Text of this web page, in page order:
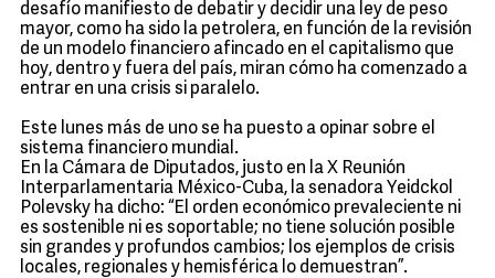
desafío manifiesto de debatir y decidir una ley de peso
mayor, como ha sido la petrolera, en función de la revisión
de un modelo financiero afincado en el capitalismo que
hoy, dentro y fuera del país, miran cómo ha comenzado a
entrar en una crisis si paralelo.
Este lunes más de uno se ha puesto a opinar sobre el
sistema financiero mundial.
En la Cámara de Diputados, justo en la X Reunión
Interparlamentaria México-Cuba, la senadora Yeidckol
Polevsky ha dicho: “El orden económico prevaleciente ni
es sostenible ni es soportable; no tiene solución posible
sin grandes y profundos cambios; los ejemplos de crisis
locales, regionales y hemisférica lo demuestran”.